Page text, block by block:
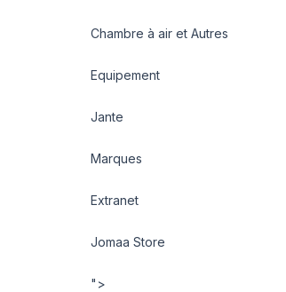
Chambre à air et Autres
Equipement
Jante
Marques
Extranet
Jomaa Store
">